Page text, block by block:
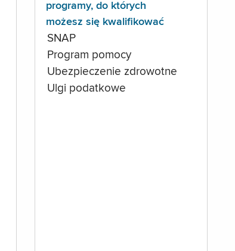
programy, do których
możesz się kwalifikować
SNAP
Program pomocy
Ubezpieczenie zdrowotne
Ulgi podatkowe